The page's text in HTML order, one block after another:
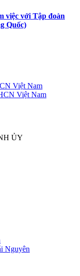
việc với Tập đoàn
Quốc)
Việt Nam
Việt Nam
ỦY
Nguyên